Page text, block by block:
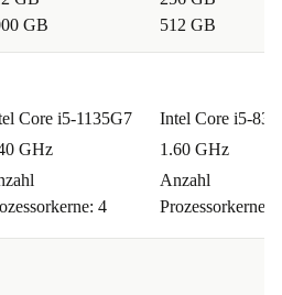
ein echter Allrounder! Ob
Akkulaufzeit bist du auf der
Gewicht sorgt für
Hörsaal, Bibliothek und
Schnittstellen: Thunderbolt
GB
512 GB
Core i5-1135G7
GHz
4
Intel Core i5-
1.60 GHz
Anzahl
Prozessorkerne: 4